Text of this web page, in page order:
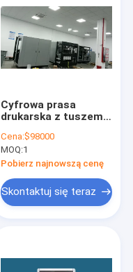
Cyfrowa prasa
drukarska z tuszem
bazie wody, z
maksymalną
prędkością druku
600-1200 dpi, 100
m/min,
czterokolorowy druk
lub negatyw, 0,08 mm
Cena:$98000
MOQ:1
Pobierz najnowszą cenę
Skontaktuj się teraz